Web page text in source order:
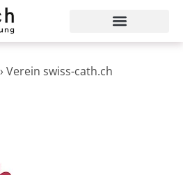
› Verein swiss-cath.ch